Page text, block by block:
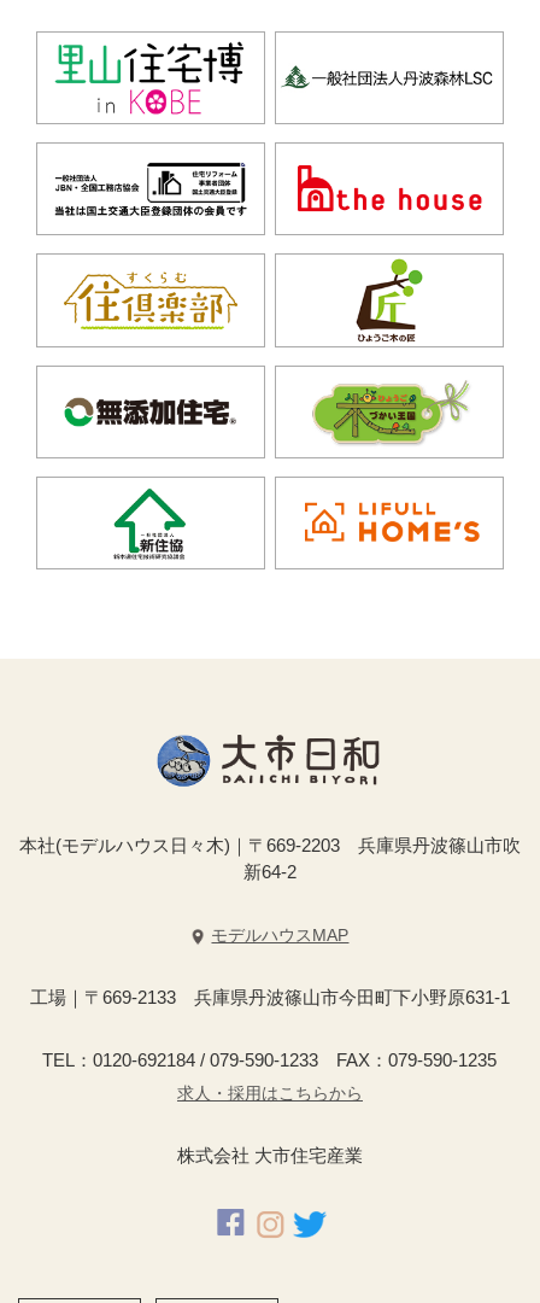
本社(モデルハウス日々木)｜〒669-2203 兵庫県丹波篠山市吹
新64-2
モデルハウスMAP
工場｜〒669-2133 兵庫県丹波篠山市今田町下小野原631-1
TEL：0120-692184 / 079-590-1233 FAX：079-590-1235
求人・採用はこちらから
株式会社 大市住宅産業